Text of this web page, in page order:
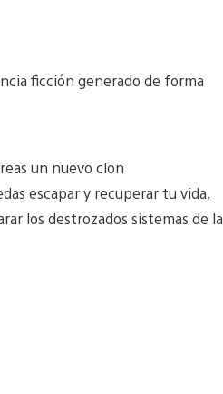
ficción generado de forma
un nuevo clon
escapar y recuperar tu vida,
los destrozados sistemas de la